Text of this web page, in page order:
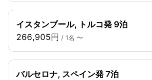
イスタンブール, トルコ発 9泊
266,905円 / 1名 〜
バルセロナ, スペイン発 7泊